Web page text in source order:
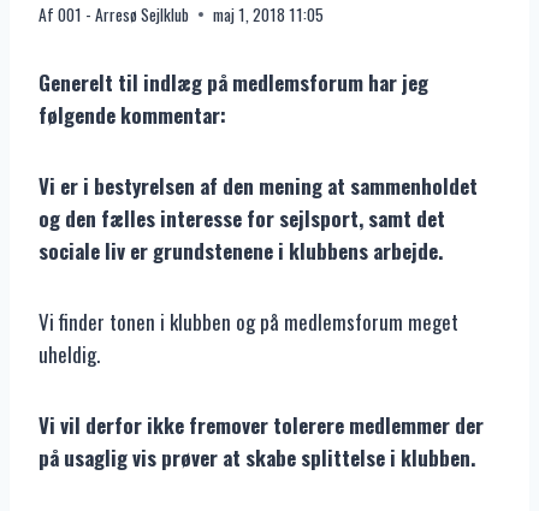
Af 001 - Arresø Sejlklub maj 1, 2018 11:05
Generelt til indlæg på medlemsforum har jeg
følgende kommentar:
Vi er i bestyrelsen af den mening at sammenholdet
og den fælles interesse for sejlsport, samt det
sociale liv er grundstenene i klubbens arbejde.
Vi finder tonen i klubben og på medlemsforum meget
uheldig.
Vi vil derfor ikke fremover tolerere medlemmer der
på usaglig vis prøver at skabe splittelse i klubben.